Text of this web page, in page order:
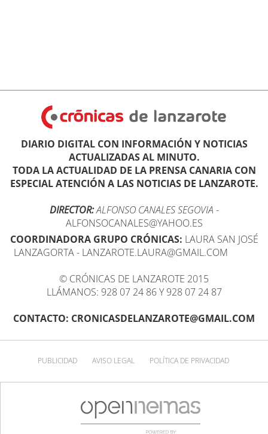
DIARIO DIGITAL CON INFORMACIÓN Y NOTICIAS
ACTUALIZADAS AL MINUTO.
TODA LA ACTUALIDAD DE LA PRENSA CANARIA CON
ESPECIAL ATENCIÓN A LAS NOTICIAS DE LANZAROTE.
DIRECTOR:ALFONSO CANALES SEGOVIA -
ALFONSOCANALES@YAHOO.ES
COORDINADORA GRUPO CRÓNICAS: LAURA SAN JOSÉ
LANZAGORTA - LANZAROTE.LAURA@GMAIL.COM
© CRÓNICAS DE LANZAROTE 2015
LLÁMANOS: 928 07 24 86 Y 928 07 24 87
CONTACTO: CRONICASDELANZAROTE@GMAIL.COM
PUBLICIDAD AVISO LEGAL POLÍTICA DE PRIVACIDAD